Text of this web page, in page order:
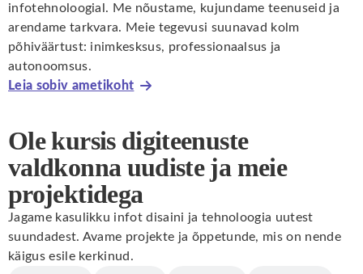
infotehnoloogial. Me nõustame, kujundame teenuseid ja
arendame tarkvara. Meie tegevusi suunavad kolm
põhiväärtust: inimkesksus, professionaalsus ja
autonoomsus.
Leia sobiv ametikoht
Ole kursis digiteenuste
valdkonna uudiste ja meie
projektidega
Jagame kasulikku infot disaini ja tehnoloogia uutest
suundadest. Avame projekte ja õppetunde, mis on nende
käigus esile kerkinud.